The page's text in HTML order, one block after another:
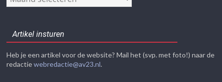
Artikel insturen
Heb je een artikel voor de website? Mail het (svp. met foto!) naar de
redactiewebredactie@av23.nl.